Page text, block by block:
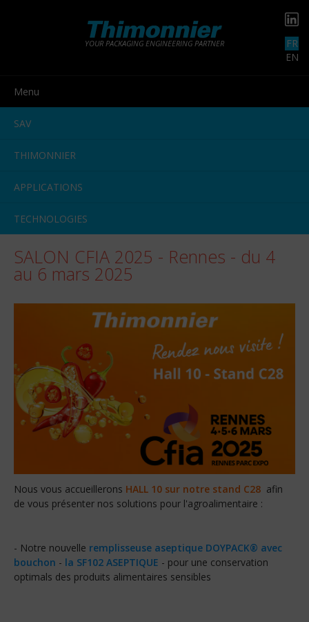
FR
EN
YOUR PACKAGING ENGINEERING PARTNER
Menu
SAV
THIMONNIER
APPLICATIONS
TECHNOLOGIES
SALON CFIA 2025 - Rennes - du 4
au 6 mars 2025
Nous vous accueillerons HALL 10 sur notre stand C28 afin
de vous présenter nos solutions pour l'agroalimentaire :
- Notre nouvelle remplisseuse aseptique DOYPACK® avec
bouchon - la SF102 ASEPTIQUE - pour une conservation
optimals des produits alimentaires sensibles